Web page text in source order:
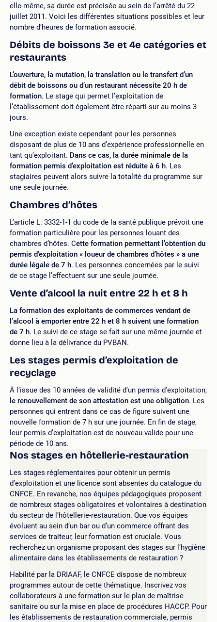
elle-même, sa durée est précisée au sein de l’arrêté du 22
juillet 2011. Voici les différentes situations possibles et leur
nombre d’heures de formation associé.
Débits de boissons 3e et 4e catégories et
restaurants
L’ouverture, la mutation, la translation ou le transfert d’un
débit de boissons ou d’un restaurant nécessite 20 h de
formation. Le stage qui permet l’exploitation de
l’établissement doit également être réparti sur au moins 3
jours.
Une exception existe cependant pour les personnes
disposant de plus de 10 ans d’expérience professionnelle en
tant qu’exploitant. Dans ce cas, la durée minimale de la
formation permis d’exploitation est réduite à 6 h. Les
stagiaires peuvent alors suivre la totalité du programme sur
une seule journée.
Chambres d’hôtes
L’article L. 3332-1-1 du code de la santé publique prévoit une
formation particulière pour les personnes louant des
chambres d’hôtes. Cette formation permettant l’obtention du
permis d’exploitation « loueur de chambres d’hôtes » a une
durée légale de 7 h. Les personnes concernées par le suivi
de ce stage l’effectuent sur une seule journée.
Vente d’alcool la nuit entre 22 h et 8 h
La formation des exploitants de commerces vendant de
l’alcool à emporter entre 22 h et 8 h suivent une formation
de 7 h. Le suivi de ce stage se fait sur une même journée et
donne lieu à la délivrance du PVBAN.
Les stages permis d’exploitation de
recyclage
À l’issue des 10 années de validité d’un permis d’exploitation,
le renouvellement de son attestation est une obligation. Les
personnes qui entrent dans ce cas de figure suivent une
nouvelle formation de 7 h sur une journée. En fin de stage,
leur permis d’exploitation est de nouveau valide pour une
période de 10 ans.
Nos stages en hôtellerie-restauration
Les stages réglementaires pour obtenir un permis
d’exploitation et une licence sont absentes du catalogue du
CNFCE. En revanche, nos équipes pédagogiques proposent
de nombreux stages obligatoires et volontaires à destination
du secteur de l’hôtellerie-restauration. Que vos équipes
évoluent au sein d’un bar ou d’un commerce offrant des
services de traiteur, leur formation est cruciale. Vous
recherchez un organisme proposant des stages sur l’hygiène
alimentaire dans les établissements de restauration ?
Habilité par la DRIAAF, le CNFCE dispose de nombreux
programmes autour de cette thématique. Inscrivez vos
collaborateurs à une formation sur le plan de maîtrise
sanitaire ou sur la mise en place de procédures HACCP. Pour
les établissements de restauration commerciale, permis